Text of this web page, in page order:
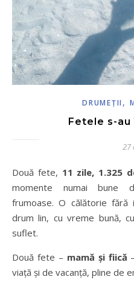
DRUMEŢII ,
Fetele s-
27
Două fete, 11 zile, 1.325
momente numai bune
frumoase. O călătorie fără
drum lin, cu vreme bună,
suflet.
Două fete – mamă și fiică
viață și de vacanță, pline de